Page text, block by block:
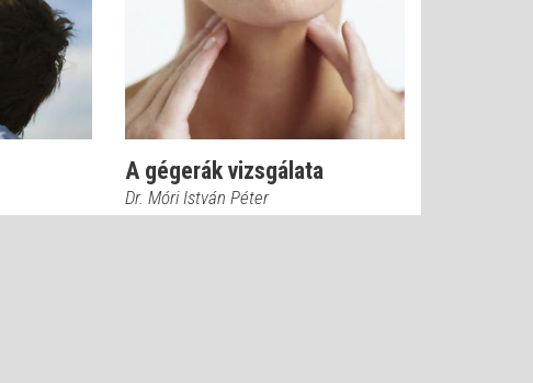
A gégerák vizsgálata
Dr. Móri István Péter